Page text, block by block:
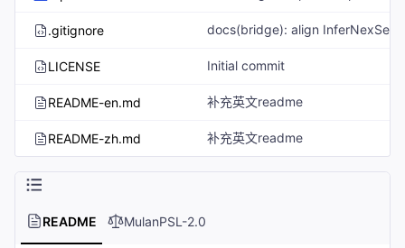
.gitignore
LICENSE Initial commit
README-en.md 补充英文readme
README-zh.md 补充英文readme
README MulanPSL-2.0